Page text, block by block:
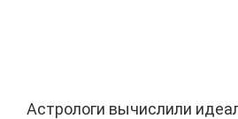
Астрологи вычислили